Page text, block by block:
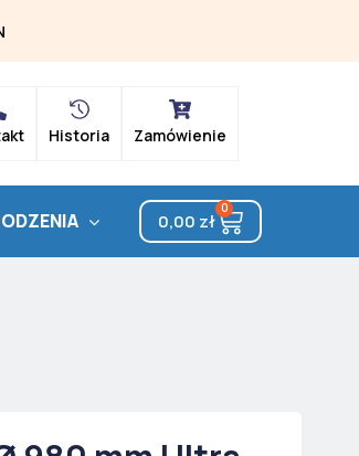
Historia Zamówienie
0,00 zł
0
Cart